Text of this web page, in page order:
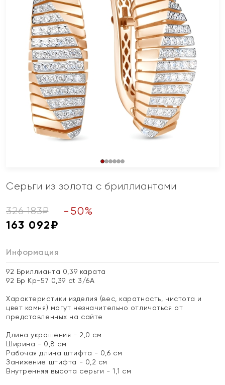
Серьги из золота с бриллиантами
326 183₽ - 50%
163 092₽
Информация
92 Бриллианта 0,39 карата
92 Бр Кр-57 0,39 ct 3/6А
Характеристики изделия (вес, каратность, чистота и
цвет камня) могут незначительно отличаться от
представленных на сайте
Длина украшения - 2,0 см
Ширина - 0,8 см
Рабочая длина штифта - 0,6 см
Занижение штифта - 0,2 см
Внутренняя высота серьги - 1,1 см